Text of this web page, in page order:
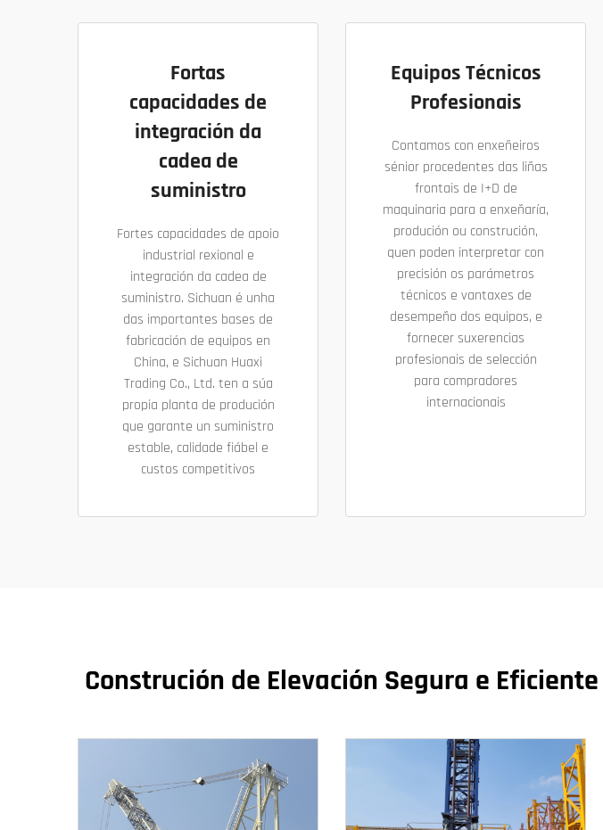
Fortas
capacidades de
integración da
cadea de
suministro
Fortes capacidades de apoio
industrial rexional e
integración da cadea de
suministro. Sichuan é unha
das importantes bases de
fabricación de equipos en
China, e Sichuan Huaxi
Trading Co., Ltd. ten a súa
propia planta de produción
que garante un suministro
estable, calidade fiábel e
custos competitivos
Equipos Técnicos
Profesionais
Contamos con enxeñeiros
sénior procedentes das liñas
frontais de I+D de
maquinaria para a enxeñaría,
produción ou construción,
quen poden interpretar con
precisión os parámetros
técnicos e vantaxes de
desempeño dos equipos, e
fornecer suxerencias
profesionais de selección
para compradores
internacionais
Construción de Elevación Segura e